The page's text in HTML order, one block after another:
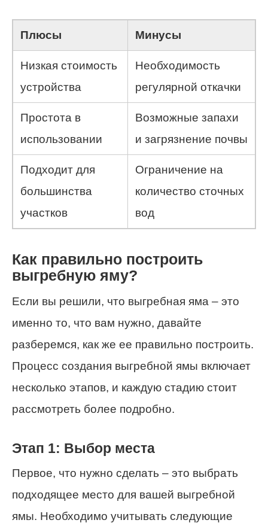
Плюсы Минусы
Низкая стоимость
устройства
Необходимость
регулярной откачки
Простота в
использовании
Возможные запахи
и загрязнение почвы
Подходит для
большинства
участков
Ограничение на
количество сточных
вод
Как правильно построить
выгребную яму?
Если вы решили, что выгребная яма – это
именно то, что вам нужно, давайте
разберемся, как же ее правильно построить.
Процесс создания выгребной ямы включает
несколько этапов, и каждую стадию стоит
рассмотреть более подробно.
Этап 1: Выбор места
Первое, что нужно сделать – это выбрать
подходящее место для вашей выгребной
ямы. Необходимо учитывать следующие